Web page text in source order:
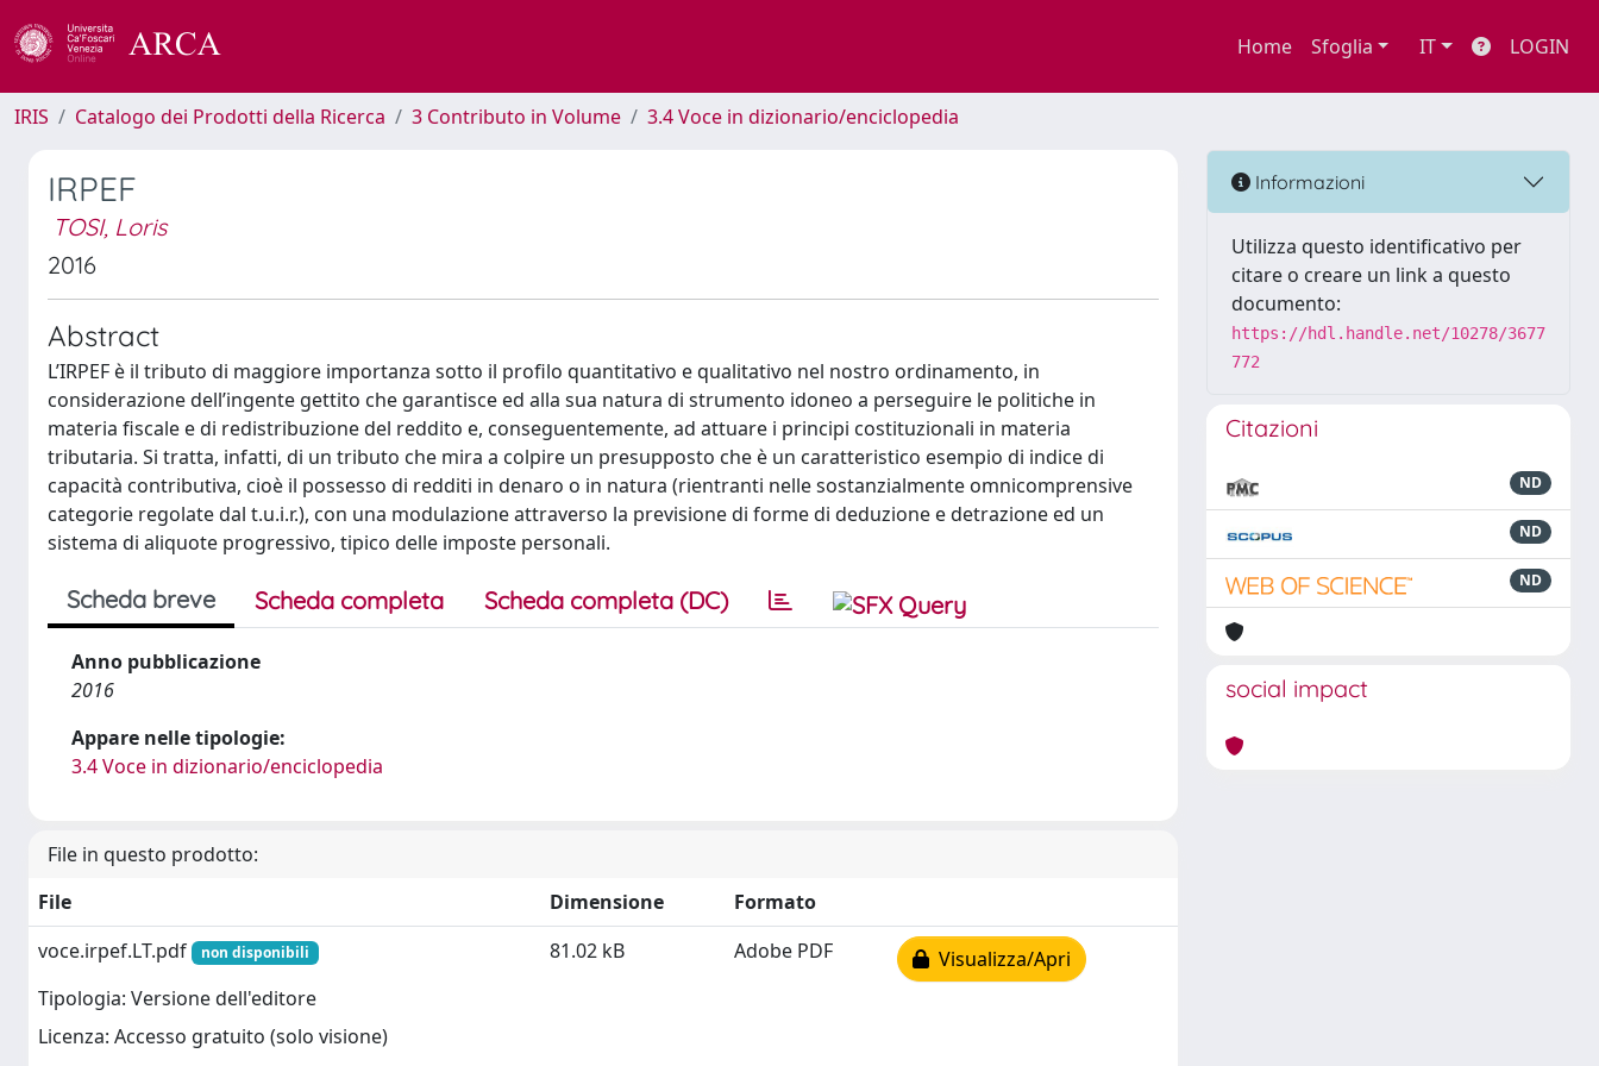
Home Sfoglia IT LOGIN
IRIS Catalogo dei Prodotti della Ricerca 3 Contributo in Volume 3.4 Voce in dizionario/enciclopedia
IRPEF
TOSI, Loris
2016
Abstract
L’IRPEF è il tributo di maggiore importanza sotto il profilo quantitativo e qualitativo nel nostro ordinamento, in
considerazione dell’ingente gettito che garantisce ed alla sua natura di strumento idoneo a perseguire le politiche in
materia fiscale e di redistribuzione del reddito e, conseguentemente, ad attuare i principi costituzionali in materia
tributaria. Si tratta, infatti, di un tributo che mira a colpire un presupposto che è un caratteristico esempio di indice di
capacità contributiva, cioè il possesso di redditi in denaro o in natura (rientranti nelle sostanzialmente omnicomprensive
categorie regolate dal t.u.i.r.), con una modulazione attraverso la previsione di forme di deduzione e detrazione ed un
sistema di aliquote progressivo, tipico delle imposte personali.
Scheda breve Scheda completa Scheda completa (DC)
Anno pubblicazione
2016
Appare nelle tipologie:
3.4 Voce in dizionario/enciclopedia
File in questo prodotto:
File
Dimensione
Formato
voce.irpef.LT.pdf
non disponibili
Tipologia: Versione dell'editore
Licenza: Accesso gratuito (solo visione)
81.02 kB Adobe PDF Visualizza/Apri
Informazioni
Utilizza questo identificativo per
citare o creare un link a questo
documento:
https://hdl.handle.net/10278/3677
772
Citazioni
ND
ND
ND
social impact